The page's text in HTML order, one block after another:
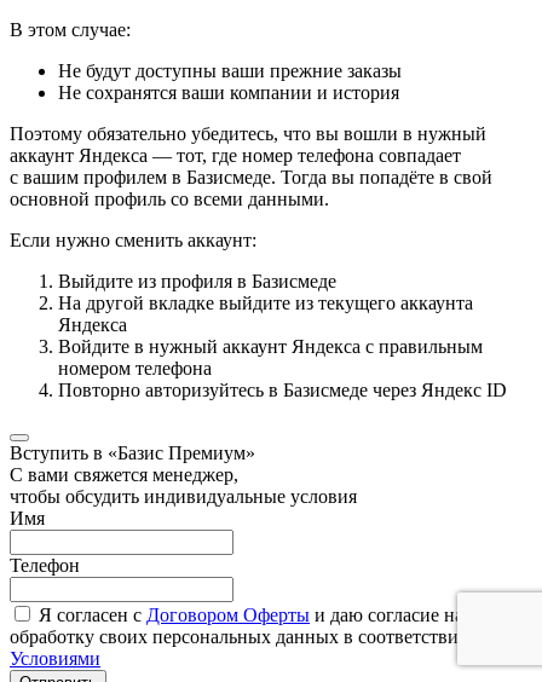
В этом случае:
Не будут доступны ваши прежние заказы
Не сохранятся ваши компании и история
Поэтому обязательно убедитесь, что вы вошли в нужный
аккаунт Яндекса — тот, где номер телефона совпадает
с вашим профилем в Базисмеде. Тогда вы попадёте в свой
основной профиль со всеми данными.
Если нужно сменить аккаунт:
Выйдите из профиля в Базисмеде
На другой вкладке выйдите из текущего аккаунта
Яндекса
Войдите в нужный аккаунт Яндекса с правильным
номером телефона
Повторно авторизуйтесь в Базисмеде через Яндекс ID
Вступить в «Базис Премиум»
С вами свяжется менеджер,
чтобы обсудить индивидуальные условия
Имя
Телефон
Я согласен с Договором Оферты и даю согласие на
обработку своих персональных данных в соответствии с
Условиями